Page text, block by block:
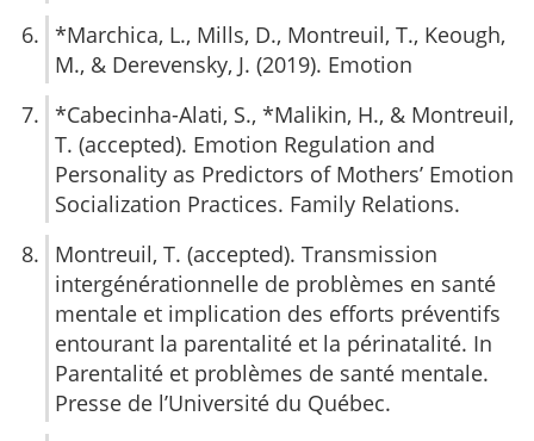
*Marchica, L., Mills, D., Montreuil, T., Keough,
M., & Derevensky, J. (2019). Emotion
*Cabecinha-Alati, S., *Malikin, H., & Montreuil,
T. (accepted). Emotion Regulation and
Personality as Predictors of Mothers’ Emotion
Socialization Practices. Family Relations.
Montreuil, T. (accepted). Transmission
intergénérationnelle de problèmes en santé
mentale et implication des efforts préventifs
entourant la parentalité et la périnatalité. In
Parentalité et problèmes de santé mentale.
Presse de l’Université du Québec.